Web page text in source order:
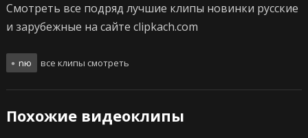
Смотреть все подряд лучшие клипы новинки русские
и зарубежные на сайте clipkach.com
nю все клипы смотреть
Похожие видеоклипы